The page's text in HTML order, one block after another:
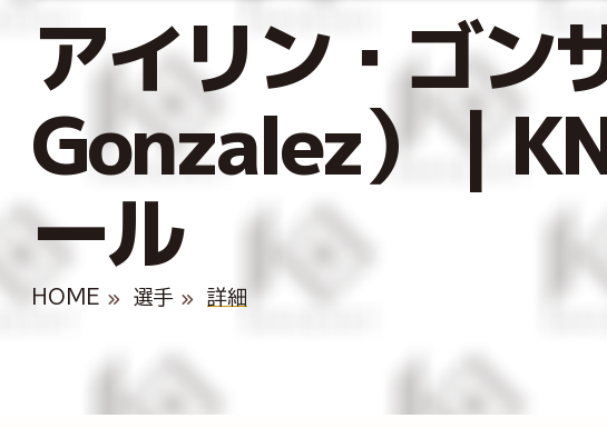
アイリン・ゴン
Gonzalez）｜
ール
HOME 選手 詳細